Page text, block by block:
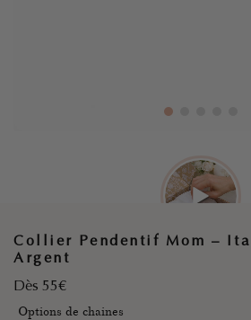
Collier Pendentif Mom –
Argent
Dès 55€
Options de chaines